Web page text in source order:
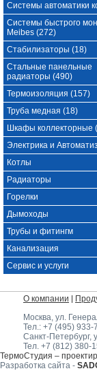
Системы автоматики
Системы быстрого
Meibes (272)
Стабилизаторы (18)
Стальные панельные
радиаторы (490)
Термоизоляция (157)
Труба медная (18)
Шкафы коллекторные
Электрика и
Котлы
Радиаторы
Горелки
Дымоходы
Трубы и фитингм
Канализация
Сервис и услуги
О компании
Москва, ул.
Тел.: +7 (495) 933-
Санкт-Петербург,
Тел. +7 (812) 380-
ТермоСтудия –
Разработка сайта -